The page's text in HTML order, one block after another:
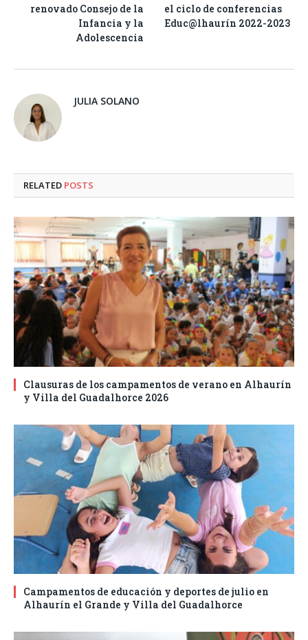
renovado Consejo de la
Infancia y la
Adolescencia
el ciclo de conferencias
Educ@lhaurín 2022-2023
JULIA SOLANO
RELATED POSTS
Clausuras de los campamentos de verano en Alhaurín
y Villa del Guadalhorce 2026
Campamentos de educación y deportes de julio en
Alhaurín el Grande y Villa del Guadalhorce